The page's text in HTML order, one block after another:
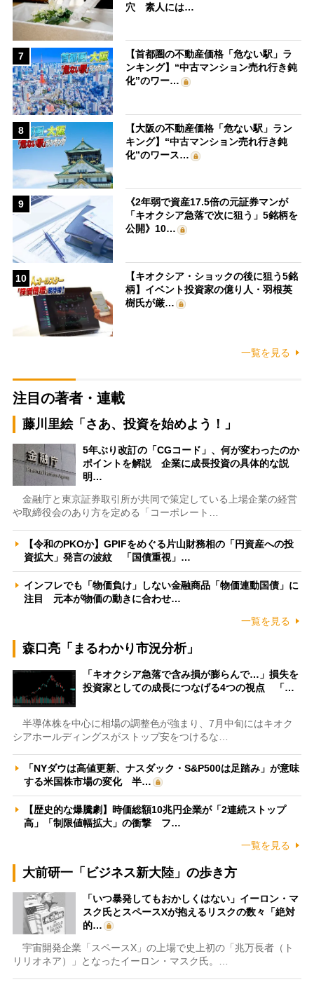
穴 素人には…
7
【首都圏の不動産価格「危ない駅」ラ
ンキング】“中古マンション売れ行き鈍
化”のワー…
8
【大阪の不動産価格「危ない駅」ラン
キング】“中古マンション売れ行き鈍
化”のワース…
9
《2年弱で資産17.5倍の元証券マンが
「キオクシア急落で次に狙う」5銘柄を
公開》10…
10
【キオクシア・ショックの後に狙う5銘
柄】イベント投資家の億り人・羽根英
樹氏が厳…
一覧を見る
注目の著者・連載
藤川里絵「さあ、投資を始めよう！」
5年ぶり改訂の「CGコード」、何が変わったのか
ポイントを解説 企業に成長投資の具体的な説
明…
金融庁と東京証券取引所が共同で策定している上場企業の経営
や取締役会のあり方を定める「コーポレート…
【令和のPKOか】GPIFをめぐる片山財務相の「円資産への投
資拡大」発言の波紋 「国債重視」…
インフレでも「物価負け」しない金融商品「物価連動国債」に
注目 元本が物価の動きに合わせ…
一覧を見る
森口亮「まるわかり市況分析」
「キオクシア急落で含み損が膨らんで…」損失を
投資家としての成長につなげる4つの視点 「…
半導体株を中心に相場の調整色が強まり、7月中旬にはキオク
シアホールディングスがストップ安をつけるな…
「NYダウは高値更新、ナスダック・S&P500は足踏み」が意味
する米国株市場の変化 半…
【歴史的な爆騰劇】時価総額10兆円企業が「2連続ストップ
高」「制限値幅拡大」の衝撃 フ…
一覧を見る
大前研一「ビジネス新大陸」の歩き方
「いつ暴発してもおかしくはない」イーロン・マ
スク氏とスペースXが抱えるリスクの数々「絶対
的…
宇宙開発企業「スペースX」の上場で史上初の「兆万長者（ト
リリオネア）」となったイーロン・マスク氏。…